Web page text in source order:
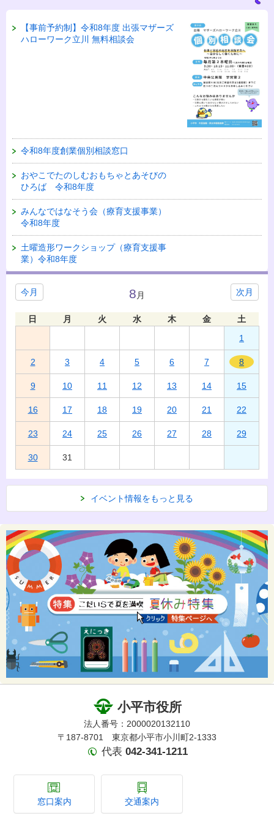
【事前予約制】令和8年度 出張マザーズ
ハローワーク立川 無料相談会
令和8年度創業個別相談窓口
おやこでたのしむおもちゃとあそびの
ひろば 令和8年度
みんなではなそう会（療育支援事業）
令和8年度
土曜造形ワークショップ（療育支援事
業）令和8年度
今月 次月
8 月
日 月 火 水 木 金
土
1
2 3 4 5 6 7 8
9 10 11 12 13 14 15
16 17 18 19 20 21 22
23 24 25 26 27 28 29
30 31
イベント情報をもっと見る
小平市役所
法人番号：2000020132110
〒187-8701 東京都小平市小川町2-1333
代表 042-341-1211
窓口案内 交通案内